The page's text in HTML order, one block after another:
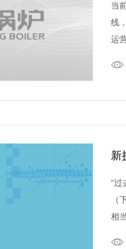
当
线
运
新
“过
（
相